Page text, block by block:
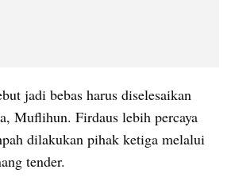
jadi bebas harus diselesaikan
Muflihun. Firdaus lebih percaya
dilakukan pihak ketiga melalui
tender.